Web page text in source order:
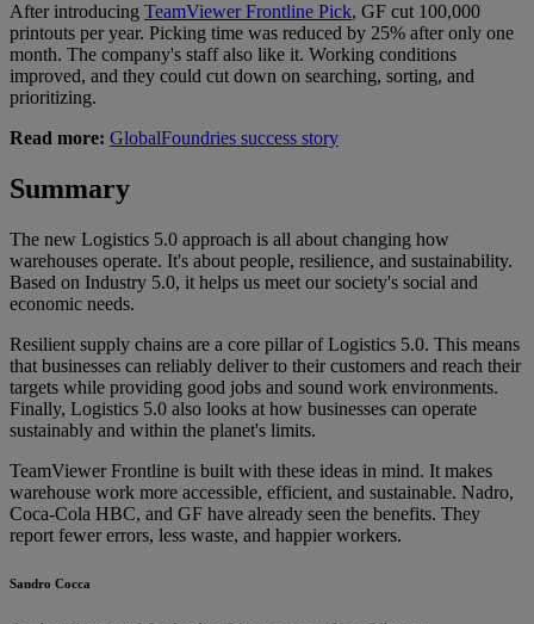
After introducing TeamViewer Frontline Pick, GF cut 100,000
printouts per year. Picking time was reduced by 25% after only one
month. The company's staff also like it. Working conditions
improved, and they could cut down on searching, sorting, and
prioritizing.
Read more: GlobalFoundries success story
Summary
The new Logistics 5.0 approach is all about changing how
warehouses operate. It's about people, resilience, and sustainability.
Based on Industry 5.0, it helps us meet our society's social and
economic needs.
Resilient supply chains are a core pillar of Logistics 5.0. This means
that businesses can reliably deliver to their customers and reach their
targets while providing good jobs and sound work environments.
Finally, Logistics 5.0 also looks at how businesses can operate
sustainably and within the planet's limits.
TeamViewer Frontline is built with these ideas in mind. It makes
warehouse work more accessible, efficient, and sustainable. Nadro,
Coca-Cola HBC, and GF have already seen the benefits. They
report fewer errors, less waste, and happier workers.
Sandro Cocca